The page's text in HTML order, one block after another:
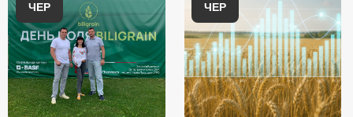
ЧЕР ЧЕР